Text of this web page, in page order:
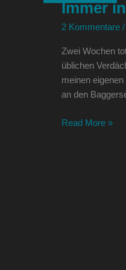
Immer
2 Kommentare /
Zwei Wochen
üblichen
meinen
an den
Aktion!
Read More »